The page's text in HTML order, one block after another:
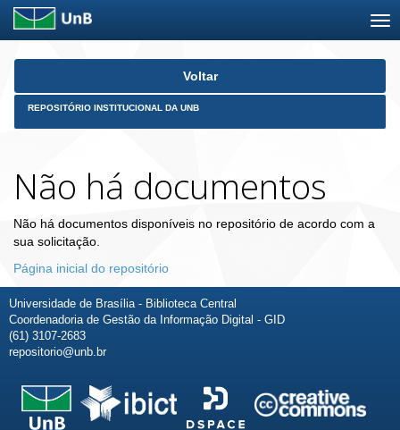
Skip
Voltar
REPOSITÓRIO INSTITUCIONAL DA UNB
Não há documentos
Não há documentos disponíveis no repositório de acordo com a
sua solicitação.
Página inicial do repositório
Universidade de Brasília - Biblioteca Central
Coordenadoria de Gestão da Informação Digital - GID
(61) 3107-2683
repositorio@unb.br